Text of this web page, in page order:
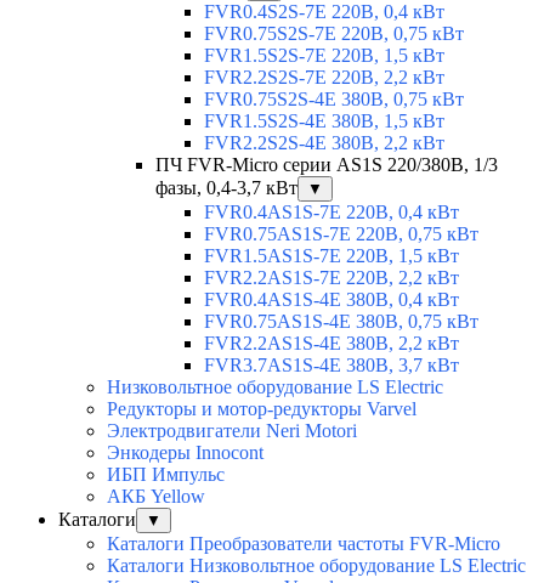
FVR0.4S2S-7E 220В, 0,4 кВт
FVR0.75S2S-7E 220В, 0,75 кВт
FVR1.5S2S-7E 220В, 1,5 кВт
FVR2.2S2S-7E 220В, 2,2 кВт
FVR0.75S2S-4E 380В, 0,75 кВт
FVR1.5S2S-4E 380В, 1,5 кВт
FVR2.2S2S-4E 380В, 2,2 кВт
ПЧ FVR-Micro серии AS1S 220/380В, 1/3
фазы, 0,4-3,7 кВт
▼
FVR0.4AS1S-7E 220В, 0,4 кВт
FVR0.75AS1S-7E 220В, 0,75 кВт
FVR1.5AS1S-7E 220В, 1,5 кВт
FVR2.2AS1S-7E 220В, 2,2 кВт
FVR0.4AS1S-4E 380В, 0,4 кВт
FVR0.75AS1S-4E 380В, 0,75 кВт
FVR2.2AS1S-4E 380В, 2,2 кВт
FVR3.7AS1S-4E 380В, 3,7 кВт
Низковольтное оборудование LS Electric
Редукторы и мотор-редукторы Varvel
Электродвигатели Neri Motori
Энкодеры Innocont
ИБП Импульс
АКБ Yellow
Каталоги
▼
Каталоги Преобразователи частоты FVR-Micro
Каталоги Низковольтное оборудование LS Electric